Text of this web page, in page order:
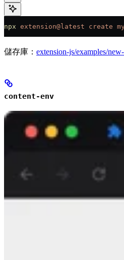
npx extension@latest create
儲存庫： extension-js/examples/
content-env